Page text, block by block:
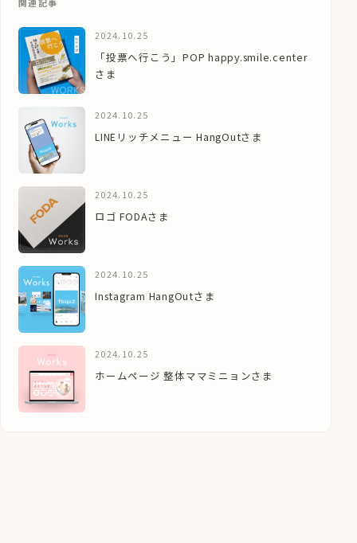
2024.10.25
「投票へ行こう」POP happy.smile.center
さま
2024.10.25
LINEリッチメニュー HangOutさま
2024.10.25
ロゴ FODAさま
2024.10.25
Instagram HangOutさま
2024.10.25
ホームページ 整体ママミニョンさま